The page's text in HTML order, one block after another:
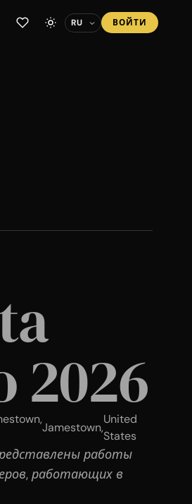
ВОЙТИ
2026
Jamestown,
United
States
работы
работающих в